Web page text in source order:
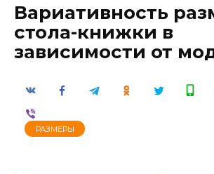
Вариативность
стола-книжки в
зависимости от
РАЗМЕРЫ